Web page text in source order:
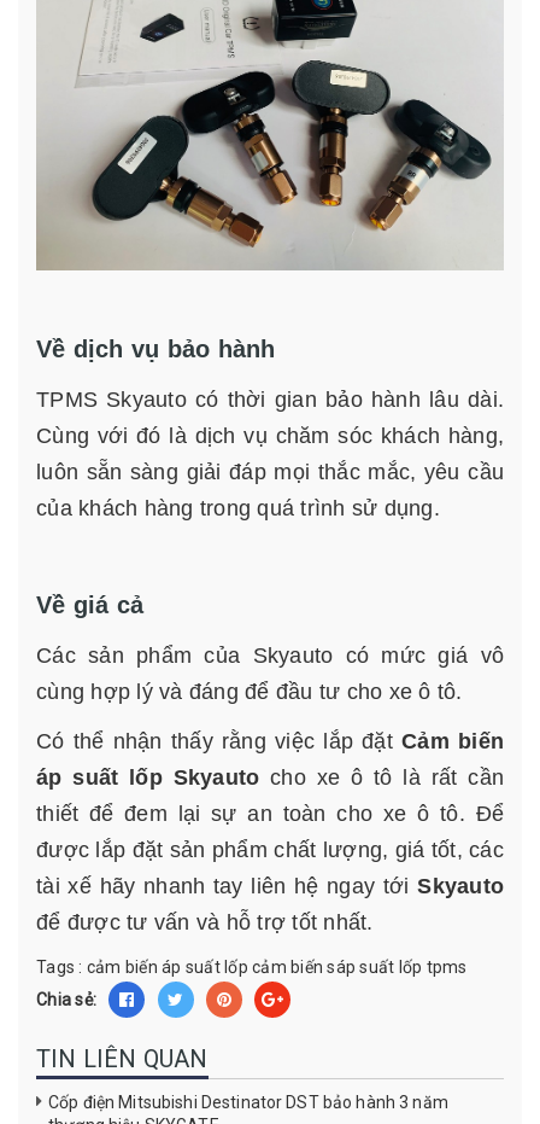
Về dịch vụ bảo hành
TPMS Skyauto có thời gian bảo hành lâu dài.
Cùng với đó là dịch vụ chăm sóc khách hàng,
luôn sẵn sàng giải đáp mọi thắc mắc, yêu cầu
của khách hàng trong quá trình sử dụng.
Về giá cả
Các sản phẩm của Skyauto có mức giá vô
cùng hợp lý và đáng để đầu tư cho xe ô tô.
Có thể nhận thấy rằng việc lắp đặtCảm biến
áp suất lốp Skyauto cho xe ô tô là rất cần
thiết để đem lại sự an toàn cho xe ô tô. Để
được lắp đặt sản phẩm chất lượng, giá tốt, các
tài xế hãy nhanh tay liên hệ ngay tớiSkyauto
để được tư vấn và hỗ trợ tốt nhất.
Tags : cảm biến áp suất lốp cảm biến sáp suất lốp tpms
Chia sẻ:
TIN LIÊN QUAN
Cốp điện Mitsubishi Destinator DST bảo hành 3 năm